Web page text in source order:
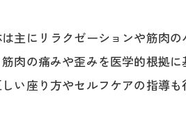
市の整骨院
痛軽減の実践法
改善整骨院とは
主にリラクゼーションや筋肉
肉の痛みや歪みを医学的根拠
い座り方やセルフケアの指導